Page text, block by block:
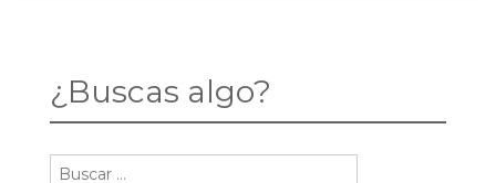
¿Buscas algo?